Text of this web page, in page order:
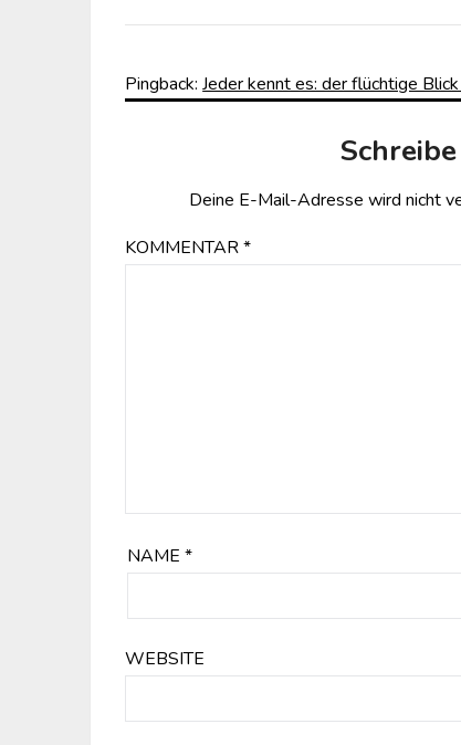
Pingback:Jeder kennt es: der flüchtige
Deine E-Mail-Adresse wird nicht
KOMMENTAR*
NAME *
WEBSITE